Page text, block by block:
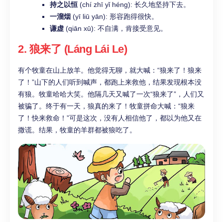
持之以恒 (chí zhī yǐ héng): 长久地坚持下去。
一溜烟 (yī liū yān): 形容跑得很快。
谦虚 (qiān xū): 不自满，肯接受意见。
2. 狼来了 (Láng Lái Le)
有个牧童在山上放羊。他觉得无聊，就大喊：“狼来了！狼来
了！”山下的人们听到喊声，都跑上来救他，结果发现根本没
有狼。牧童哈哈大笑。他隔几天又喊了一次“狼来了”，人们又
被骗了。终于有一天，狼真的来了！牧童拼命大喊：“狼来
了！快来救命！”可是这次，没有人相信他了，都以为他又在
撒谎。结果，牧童的羊群都被狼吃了。